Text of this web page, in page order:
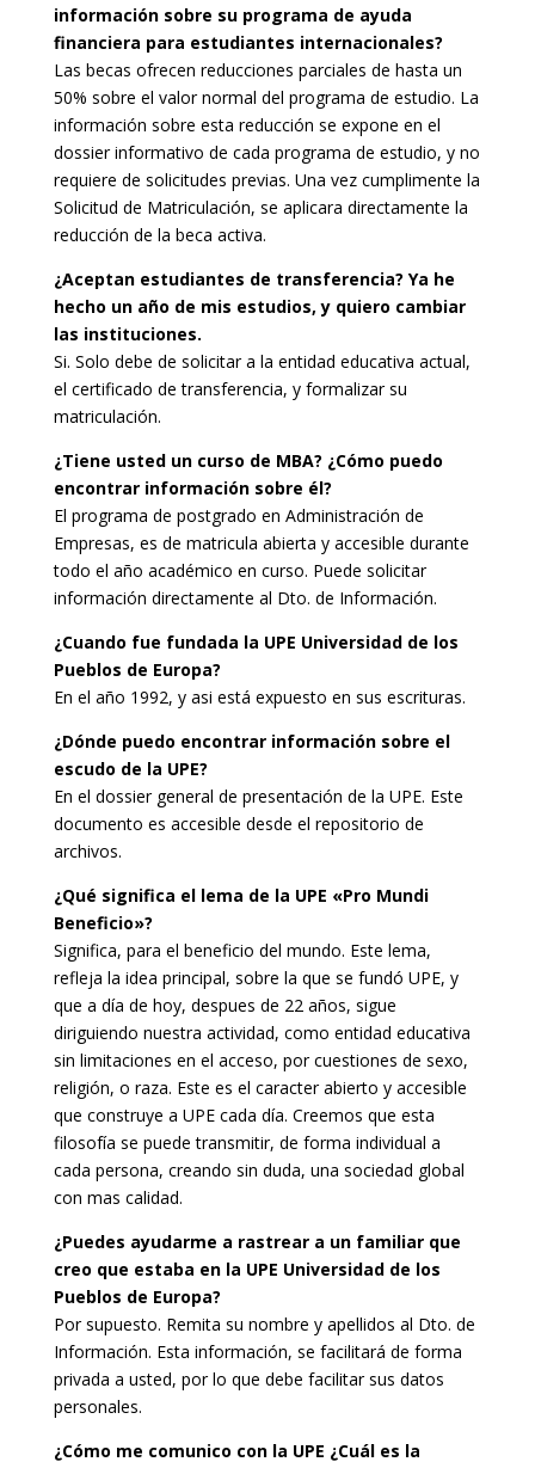
información sobre su programa de ayuda
financiera para estudiantes internacionales?
Las becas ofrecen reducciones parciales de hasta un
50% sobre el valor normal del programa de estudio. La
información sobre esta reducción se expone en el
dossier informativo de cada programa de estudio, y no
requiere de solicitudes previas. Una vez cumplimente la
Solicitud de Matriculación, se aplicara directamente la
reducción de la beca activa.
¿Aceptan estudiantes de transferencia? Ya he
hecho un año de mis estudios, y quiero cambiar
las instituciones.
Si. Solo debe de solicitar a la entidad educativa actual,
el certificado de transferencia, y formalizar su
matriculación.
¿Tiene usted un curso de MBA? ¿Cómo puedo
encontrar información sobre él?
El programa de postgrado en Administración de
Empresas, es de matricula abierta y accesible durante
todo el año académico en curso. Puede solicitar
información directamente al Dto. de Información.
¿Cuando fue fundada la UPE Universidad de los
Pueblos de Europa?
En el año 1992, y asi está expuesto en sus escrituras.
¿Dónde puedo encontrar información sobre el
escudo de la UPE?
En el dossier general de presentación de la UPE. Este
documento es accesible desde el repositorio de
archivos.
¿Qué significa el lema de la UPE «Pro Mundi
Beneficio»?
Significa, para el beneficio del mundo. Este lema,
refleja la idea principal, sobre la que se fundó UPE, y
que a día de hoy, despues de 22 años, sigue
diriguiendo nuestra actividad, como entidad educativa
sin limitaciones en el acceso, por cuestiones de sexo,
religión, o raza. Este es el caracter abierto y accesible
que construye a UPE cada día. Creemos que esta
filosofía se puede transmitir, de forma individual a
cada persona, creando sin duda, una sociedad global
con mas calidad.
¿Puedes ayudarme a rastrear a un familiar que
creo que estaba en la UPE Universidad de los
Pueblos de Europa?
Por supuesto. Remita su nombre y apellidos al Dto. de
Información. Esta información, se facilitará de forma
privada a usted, por lo que debe facilitar sus datos
personales.
¿Cómo me comunico con la UPE ¿Cuál es la